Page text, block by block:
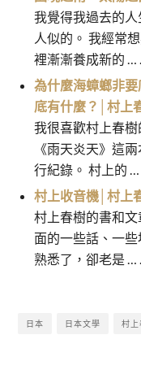
我覺得我過去的
人似的。 我經常
裡漸漸養成新的 …
為什麼海蟑螂非
底有什麼？│村上
我很喜歡村上春
《雨天炎天》這
行紀錄。 村上的 …
村上收音機│村上
村上春樹的書和
面的一些話、一
熟悉了，卻老是 …
日本 日本文學 村上